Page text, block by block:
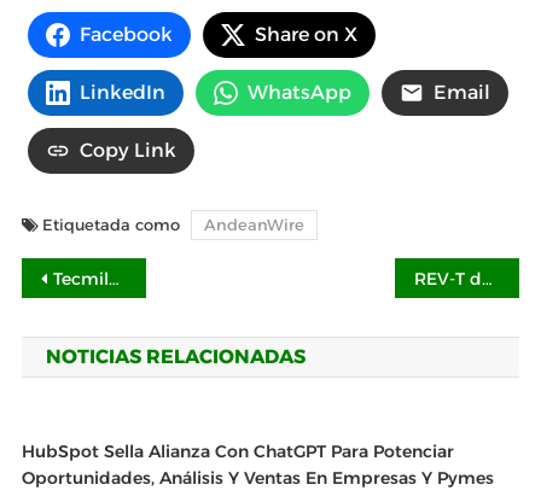
Facebook Share on X
LinkedIn WhatsApp Email
Copy Link
Etiquetada como AndeanWire
Navegación
de
entradas
Tecmilenio celebra primera egresada certificada como Registered Nurse para trabajar en EE.UU. REV-T de AgaveSpa, un regalo para cuidar y resaltar la belleza de mamá
NOTICIAS RELACIONADAS
HubSpot Sella Alianza Con ChatGPT Para Potenciar
Oportunidades, Análisis Y Ventas En Empresas Y Pymes